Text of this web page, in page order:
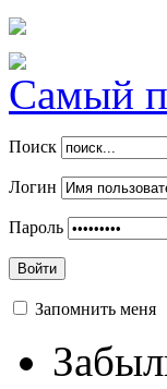
Самый
Поиск
Логин
Пароль
Войти
Запомнить меня